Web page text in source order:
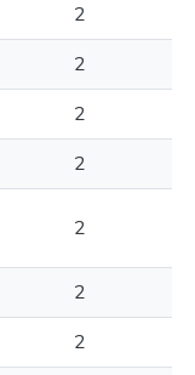
2
2
2
2
2
2
2